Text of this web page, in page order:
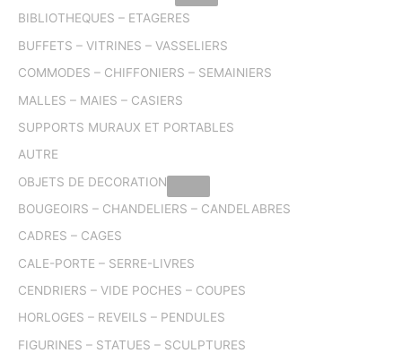
BIBLIOTHEQUES – ETAGERES
BUFFETS – VITRINES – VASSELIERS
COMMODES – CHIFFONIERS – SEMAINIERS
MALLES – MAIES – CASIERS
SUPPORTS MURAUX ET PORTABLES
AUTRE
OBJETS DE DECORATION
BOUGEOIRS – CHANDELIERS – CANDELABRES
CADRES – CAGES
CALE-PORTE – SERRE-LIVRES
CENDRIERS – VIDE POCHES – COUPES
HORLOGES – REVEILS – PENDULES
FIGURINES – STATUES – SCULPTURES